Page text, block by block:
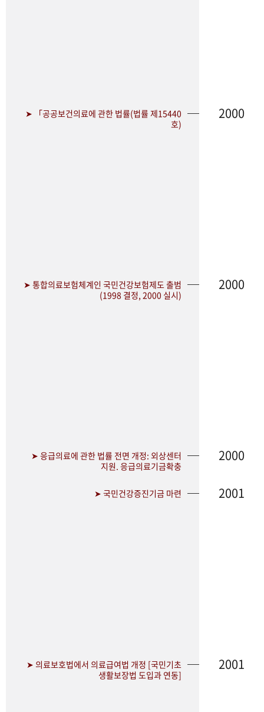
➤ 「공공보건의료에 관한 법률(법률 제15440
호)
2000
➤ 통합의료보험체계인 국민건강보험제도 출범
(1998 결정, 2000 실시)
2000
➤ 응급의료에 관한 법률 전면 개정: 외상센터
지원. 응급의료기금확충
2000
➤ 국민건강증진기금 마련 2001
➤ 의료보호법에서 의료급여법 개정 [국민기초
생활보장법 도입과 연동]
2001